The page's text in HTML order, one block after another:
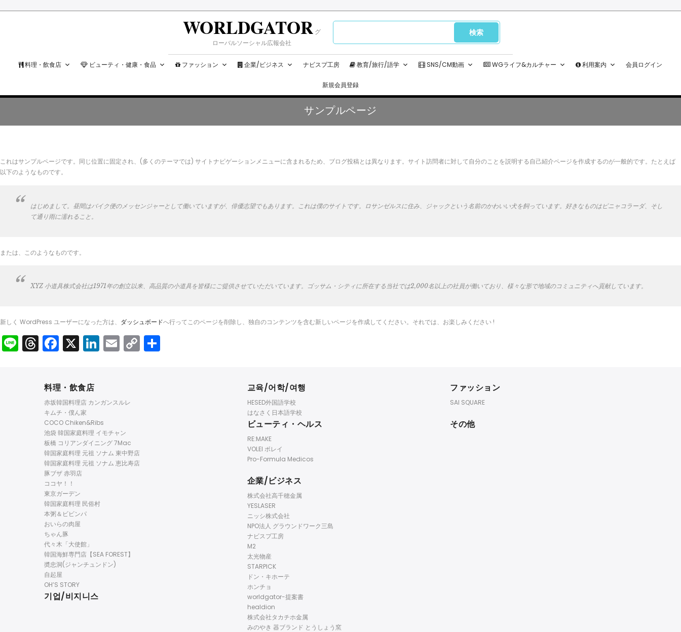
WORLDGATOR グ
ローバルソーシャル広報会社
料理・飲食店 ビューティ・健康・食品 ファッション 企業/ビジネス ナビスプ工房 教育/旅行/語学 SNS/CM動画 WGライフ&カルチャー 利用案内 会員ログイン
新規会員登録
サンプルページ
これはサンプルページです。同じ位置に固定され、(多くのテーマでは) サイトナビゲーションメニューに含まれるため、ブログ投稿とは異なります。サイト訪問者に対して自分のことを説明する自己紹介ページを作成するのが一般的です。たとえば
以下のようなものです。
はじめまして。昼間はバイク便のメッセンジャーとして働いていますが、俳優志望でもあります。これは僕のサイトです。ロサンゼルスに住み、ジャックという名前のかわいい犬を飼っています。好きなものはピニャコラーダ、そし
て通り雨に濡れること。
または、このようなものです。
XYZ 小道具株式会社は1971年の創立以来、高品質の小道具を皆様にご提供させていただいています。ゴッサム・シティに所在する当社では2,000名以上の社員が働いており、様々な形で地域のコミュニティへ貢献しています。
新しく WordPress ユーザーになった方は、 ダッシュボードへ行ってこのページを削除し、独自のコンテンツを含む新しいページを作成してください。それでは、お楽しみください !
LineThreads
Facebook
X LinkedIn
Email
Copy
Link
料理・飲食店
赤坂韓国料理店 カンガンスルレ
キムチ・僕ん家
COCO Chiken&Ribs
池袋 韓国家庭料理 イモチャン
板橋 コリアンダイニング 7Mac
韓国家庭料理 元祖 ソナム 東中野店
韓国家庭料理 元祖 ソナム 恵比寿店
豚ブザ 赤羽店
ココヤ！！
東京ガーデン
韓国家庭料理 民俗村
本粥＆ビビンパ
おいらの肉屋
ちゃん豚
代々木「大使館」
韓国海鮮専門店【SEA FOREST】
奬忠洞(ジャンチュンドン)
自起屋
OH’S STORY
기업/비지니스
교육/어학/여행
HESED外国語学校
はなさく日本語学校
ビューティ・ヘルス
RE:MAKE
VOLEI ボレイ
Pro-Formula Medicos
企業/ビジネス
株式会社高千穂金属
YESLASER
ニッシ株式会社
NPO法人 グラウンドワーク三島
ナビスプ工房
M2
太光物産
STARPICK
ドン・キホーテ
ホンチョ
worldgator-提案書
healdion
株式会社タカチホ金属
みのやき 器ブランド とうしょう窯
ファッション
SAI SQUARE
その他